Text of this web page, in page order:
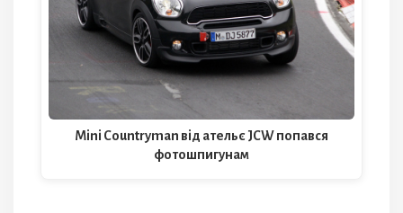
Mini Countryman від ательє JCW попався
фотошпигунам